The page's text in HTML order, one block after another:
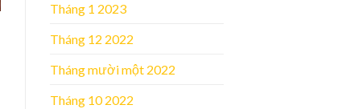
Tháng 1 2023
Tháng 12 2022
Tháng mười một 2022
Tháng 10 2022